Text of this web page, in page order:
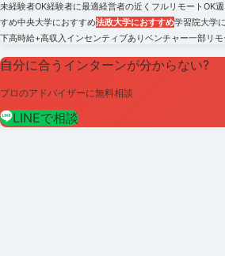
未経験者OK経験者に最適経営者の近く フルリモートOK
すめ中央大学におすすめ法政大学におすすめ学習院大学
下高時給+高収入 インセンティブありベンチャー一部リモ
自分に合うインターンが分からない?
プロのアドバイザーに無料相談
LINEで相談